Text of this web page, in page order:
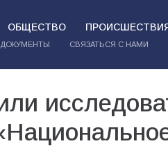
ОБЩЕСТВО
ДОКУМЕНТЫ СВЯЗАТЬСЯ С НАМИ